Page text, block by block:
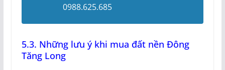
0988.625.685
5.3. Những lưu ý khi mua đất nền Đông
Tăng Long